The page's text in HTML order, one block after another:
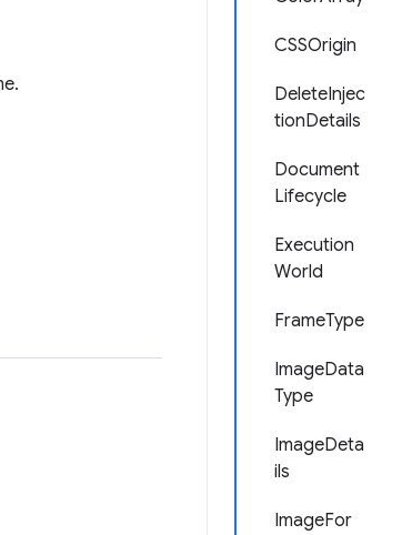
CSSOrigin
DeleteInjec
tionDetails
Document
Lifecycle
Execution
World
FrameType
ImageData
Type
ImageDeta
ils
ImageFor